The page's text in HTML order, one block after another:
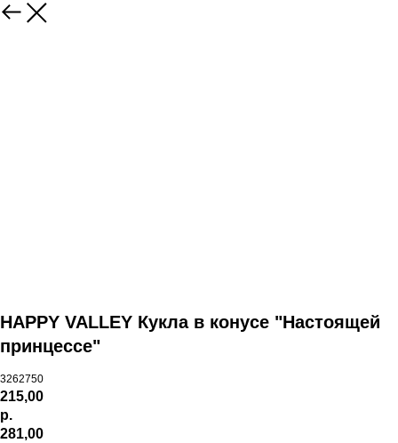
HAPPY VALLEY Кукла в конусе "Настоящей
принцессе"
3262750
215,00
р.
281,00